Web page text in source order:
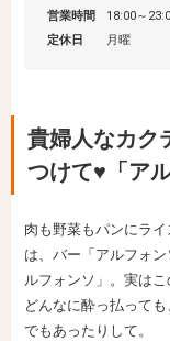
営業時間
18:00～
定休日
月曜
貴婦人なカク
つけて♥「ア
肉も野菜もパンにラ
は、バー「アルフォ
ルフォンソ」。実は
どんなに酔っ払って
でもあったりして。